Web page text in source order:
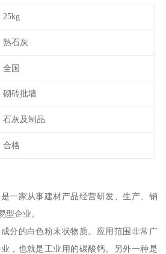
25kg
熟石灰
全国
砌砖批墙
石灰及制品
合格
一家从事建材产品经营研发、生产、销
型企业。
分的白色粉末状物质。应用范围非常广
，也就是工业用的碳酸钙。另外一种是